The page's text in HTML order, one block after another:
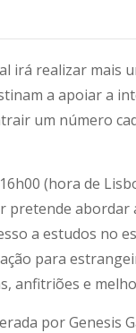
irá realizar mais
a apoiar a
um número
(hora de
pretende abordar
a estudos no
para
anfitriões e
por Genesis